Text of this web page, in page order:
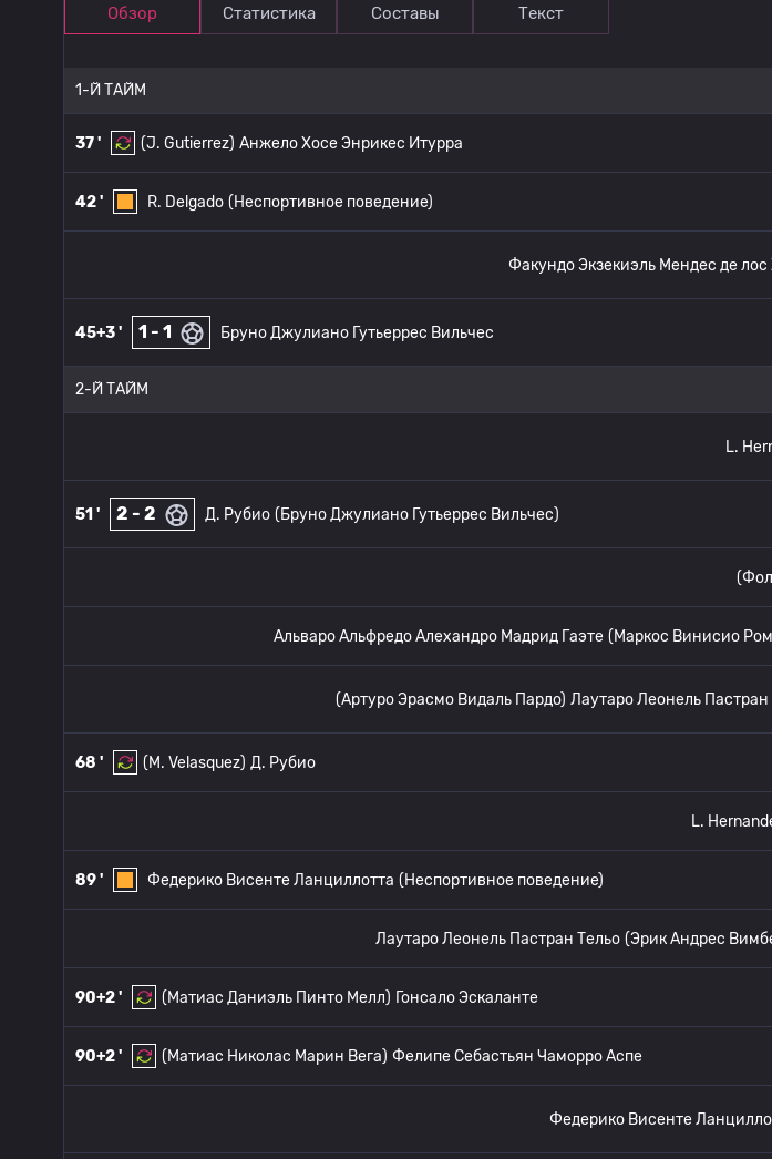
Обзор Статистика Составы Текст
1-Й ТАЙМ
37 ' (J. Gutierrez) Анжело Хосе Энрикес Итурра
42 ' R. Delgado (Неспортивное поведение)
Факундо Экзекиэль Мендес де лос
45+3 ' 1 - 1 Бруно Джулиано Гутьеррес Вильчес
2-Й ТАЙМ
L.
51 ' 2 - 2 Д. Рубио (Бруно Джулиано Гутьеррес Вильчес)
(Маркос Винисио
Альваро Альфредо Алехандро Мадрид Гаэте
Лаутаро Леонель Пастран
(Артуро Эрасмо Видаль Пардо)
68 ' (M. Velasquez) Д. Рубио
L.
89 ' Федерико Висенте Ланциллотта (Неспортивное поведение)
(Эрик Андрес
Лаутаро Леонель Пастран Тельо
90+2 ' (Матиас Даниэль Пинто Мелл) Гонсало Эскаланте
90+2 ' (Матиас Николас Марин Вега) Фелипе Себастьян Чаморро Аспе
Федерико Висенте